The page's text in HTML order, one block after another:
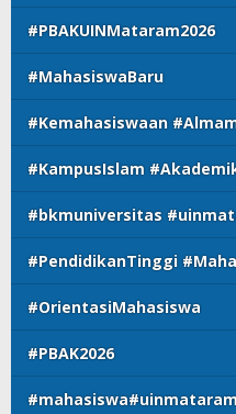
#PBAKUINMataram2026
#MahasiswaBaru
#Kemahasiswaan
#KampusIslam
#bkmuniversitas
#PendidikanTinggi
#OrientasiMahasiswa
#PBAK2026